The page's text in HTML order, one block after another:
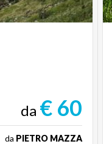
da € 60
da PIETRO MAZZA